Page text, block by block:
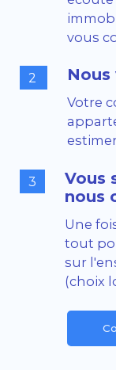
vous
2
Votre
3
Vous
nous
Une
tout
sur
(choix